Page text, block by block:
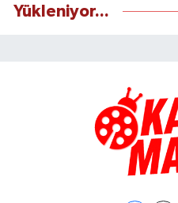
Yükleniyor...